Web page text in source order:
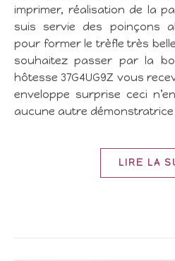
imprimer, réalisation de la
suis servie des poinçons
pour former le trèfle très
souhaitez passer par la
hôtesse 37G4UG9Z vous
enveloppe surprise ceci
aucune autre démonstratrice
LIRE LA